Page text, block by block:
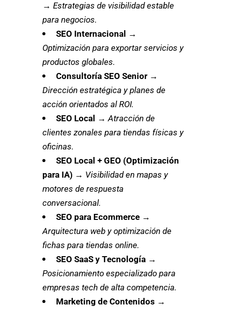
→ Estrategias de visibilidad estable
para negocios.
SEO Internacional →
Optimización para exportar servicios y
productos globales.
Consultoría SEO Senior →
Dirección estratégica y planes de
acción orientados al ROI.
SEO Local →Atracción de
clientes zonales para tiendas físicas y
oficinas.
SEO Local + GEO (Optimización
para IA) → Visibilidad en mapas y
motores de respuesta
conversacional.
SEO para Ecommerce →
Arquitectura web y optimización de
fichas para tiendas online.
SEO SaaS y Tecnología →
Posicionamiento especializado para
empresas tech de alta competencia.
Marketing de Contenidos →